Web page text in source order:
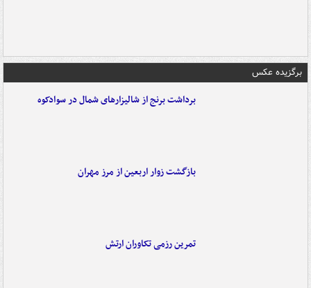
برگزیده عکس
برداشت برنج از شالیزارهای شمال در سوادکوه
بازگشت زوار اربعین از مرز مهران
تمرین رزمی تکاوران ارتش